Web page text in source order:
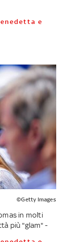
©Getty Images
in molti
più "glam" -